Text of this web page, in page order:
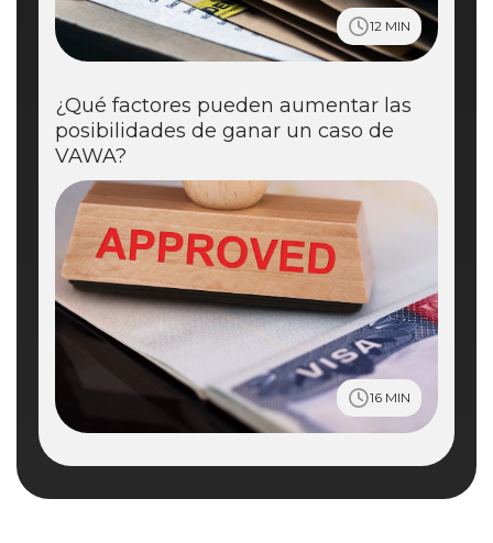
12 MIN
¿Qué factores pueden aumentar las
posibilidades de ganar un caso de
VAWA?
16 MIN